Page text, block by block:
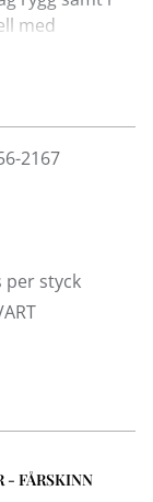
med
2167
per styck
- FÅRSKINN